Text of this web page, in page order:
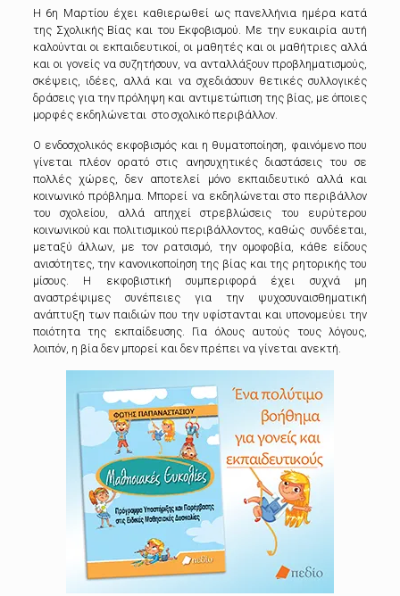
Η 6η Μαρτίου έχει καθιερωθεί ως πανελλήνια ημέρα κατά
της Σχολικής Βίας και του Εκφοβισμού.
Με την ευκαιρία αυτή
καλούνται οι εκπαιδευτικοί, οι μαθητές και οι μαθήτριες αλλά
και οι γονείς να συζητήσουν, να ανταλλάξουν προβληματισμούς,
σκέψεις, ιδέες, αλλά και να σχεδιάσουν θετικές συλλογικές
δράσεις για την πρόληψη και αντιμετώπιση της βίας, με όποιες
μορφές εκδηλώνεται στο σχολικό περιβάλλον.
Ο ενδοσχολικός εκφοβισμός και η θυματοποίηση, φαινόμενο που
γίνεται πλέον ορατό στις ανησυχητικές διαστάσεις του σε
πολλές χώρες, δεν αποτελεί μόνο εκπαιδευτικό αλλά και
κοινωνικό πρόβλημα. Μπορεί να εκδηλώνεται στο περιβάλλον
του σχολείου, αλλά απηχεί στρεβλώσεις του ευρύτερου
κοινωνικού και πολιτισμικού περιβάλλοντος, καθώς συνδέεται,
μεταξύ άλλων, με τον ρατσισμό, την ομοφοβία, κάθε είδους
ανισότητες, την κανονικοποίηση της βίας και της ρητορικής του
μίσους. Η εκφοβιστική συμπεριφορά έχει συχνά μη
αναστρέψιμες συνέπειες για την ψυχοσυναισθηματική
ανάπτυξη των παιδιών που την υφίστανται και υπονομεύει την
ποιότητα της εκπαίδευσης. Για όλους αυτούς τους λόγους,
λοιπόν, η βία δεν μπορεί και δεν πρέπει να γίνεται ανεκτή.